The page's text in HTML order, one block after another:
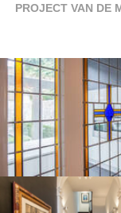
PROJECT VAN DE